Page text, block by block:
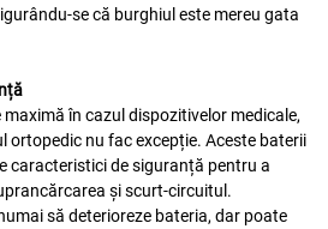
se că burghiul este mereu gata
în cazul dispozitivelor medicale,
ortopedic nu fac excepție. Aceste baterii
caracteristici de siguranță pentru a
și scurt-circuitul.
să deterioreze bateria, dar poate